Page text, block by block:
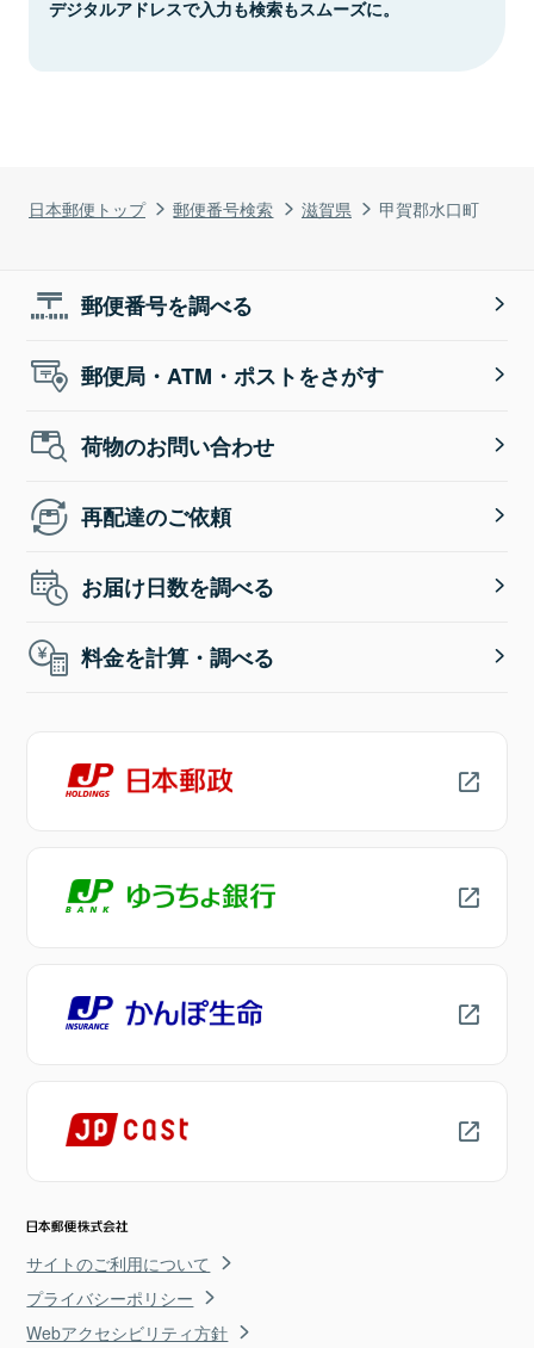
日本郵便トップ 郵便番号検索 滋賀県 甲賀郡水口町
デジタルアドレスで入力も検索もスムーズに。
郵便番号を調べる
郵便局・ATM・ポストをさがす
荷物のお問い合わせ
再配達のご依頼
お届け日数を調べる
料金を計算・調べる
サイトのご利用について
プライバシーポリシー
Webアクセシビリティ方針